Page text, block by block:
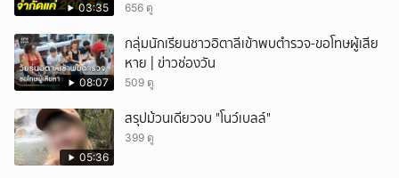
03:35 656 ดู
08:07
กลุ่มนักเรียนชาวอิตาลีเข้าพบตำรวจ-ขอโทษผู้เสีย
หาย | ข่าวช่องวัน
509 ดู
05:36
สรุปม้วนเดียวจบ "โนว์เบลล์"
399 ดู